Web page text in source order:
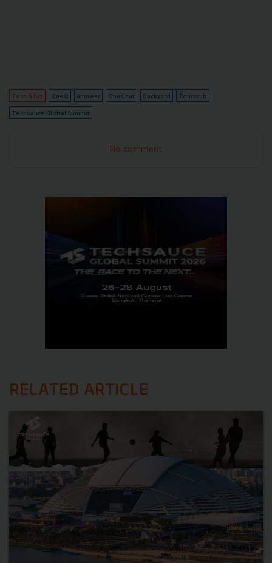
Tech & Biz QueQ Aniwear OneChat Backyard Tourkrub
Techsauce Global Summit
No comment
RELATED ARTICLE